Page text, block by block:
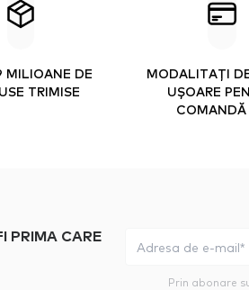
MILIOANE DE
TRIMISE
MODALITAȚI
UȘOARE
PRIMA CARE
Prin abonare